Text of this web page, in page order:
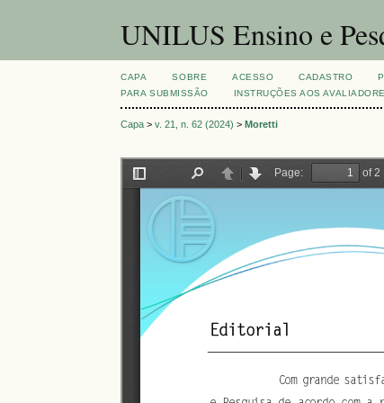
UNILUS Ensino e
CAPA SOBRE ACESSO CADASTRO
PARA SUBMISSÃO
INSTRUÇÕES AOS
Capa >v. 21, n. 62 (2024) >Moretti